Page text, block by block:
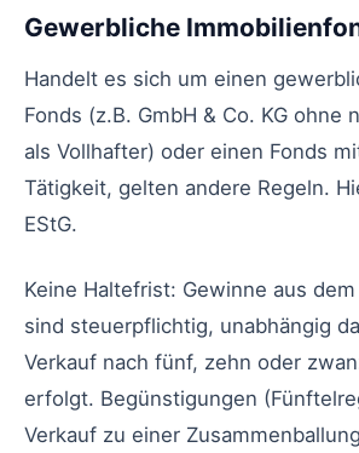
Gewerbliche
Handelt es sich um einen
Fonds (z.B. GmbH & Co. KG ohne
als Vollhafter) oder einen Fonds
Tätigkeit, gelten andere Regeln.
EStG.
Keine Haltefrist: Gewinne aus
sind steuerpflichtig, unabhängig
Verkauf nach fünf, zehn oder
erfolgt. Begünstigungen
Verkauf zu einer